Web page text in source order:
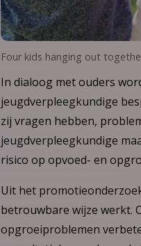
Four kids hanging out
In dialoog met ouders
jeugdverpleegkundige
zij vragen hebben,
jeugdverpleegkundige
risico op opvoed- en
Uit het
betrouwbare wijze werkt.
opgroeiproblemen